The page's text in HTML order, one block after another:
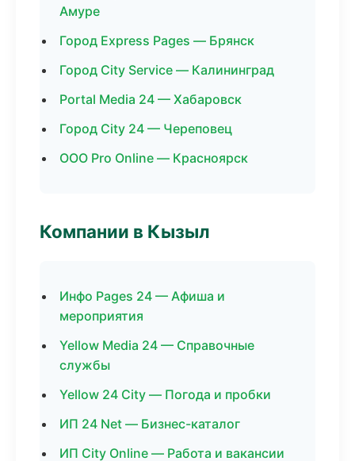
Амуре
Город Express Pages — Брянск
Город City Service — Калининград
Portal Media 24 — Хабаровск
Город City 24 — Череповец
ООО Pro Online — Красноярск
Компании в Кызыл
Инфо Pages 24 — Афиша и
мероприятия
Yellow Media 24 — Справочные
службы
Yellow 24 City — Погода и пробки
ИП 24 Net — Бизнес-каталог
ИП City Online — Работа и вакансии